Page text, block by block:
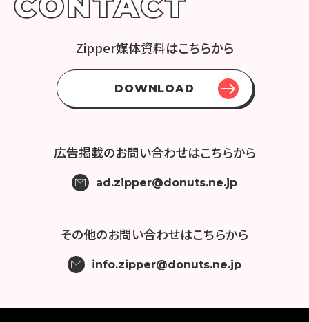
Zipper媒体資料はこちらから
DOWNLOAD
広告掲載のお問い合わせはこちらから
ad.zipper@donuts.ne.jp
その他のお問い合わせはこちらから
info.zipper@donuts.ne.jp